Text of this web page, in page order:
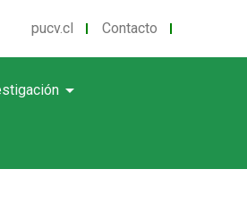
pucv.cl Contacto
arrow_drop_down